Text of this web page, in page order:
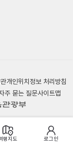
개인위치정보 처리방침
주 묻는 질문사이트맵
행지도 로그인